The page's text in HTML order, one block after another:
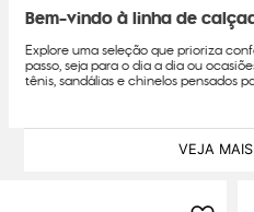
Bem-vindo à linha de
Explore uma seleção que prioriza
passo, seja para o dia a dia ou
tênis, sandálias e chinelos pensados
VEJA MAIS